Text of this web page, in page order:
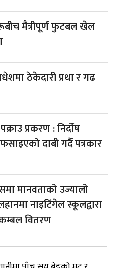
मैत्रीपूर्ण फुटबल खेल
ठेकेदारी प्रथा र गढ
प्रकरण : निर्दोष
दाबी गर्दै पत्रकार
मानवताको उज्यालो
नाइटिंगेल स्कूलद्वारा
वितरण